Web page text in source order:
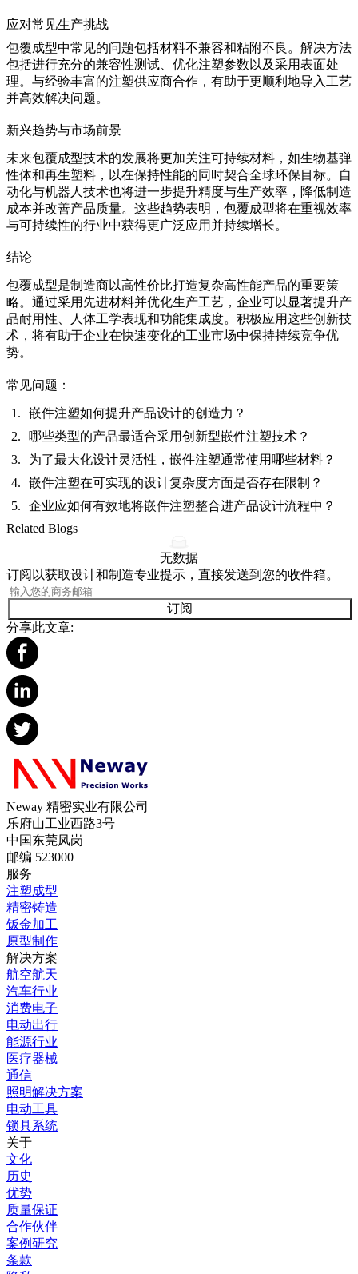
应对常见生产挑战
包覆成型中常见的问题包括材料不兼容和粘附不良。解决方法
包括进行充分的兼容性测试、优化注塑参数以及采用表面处
理。与经验丰富的注塑供应商合作，有助于更顺利地导入工艺
并高效解决问题。
新兴趋势与市场前景
未来包覆成型技术的发展将更加关注可持续材料，如生物基弹
性体和再生塑料，以在保持性能的同时契合全球环保目标。自
动化与机器人技术也将进一步提升精度与生产效率，降低制造
成本并改善产品质量。这些趋势表明，包覆成型将在重视效率
与可持续性的行业中获得更广泛应用并持续增长。
结论
包覆成型是制造商以高性价比打造复杂高性能产品的重要策
略。通过采用先进材料并优化生产工艺，企业可以显著提升产
品耐用性、人体工学表现和功能集成度。积极应用这些创新技
术，将有助于企业在快速变化的工业市场中保持持续竞争优
势。
常见问题：
嵌件注塑如何提升产品设计的创造力？
哪些类型的产品最适合采用创新型嵌件注塑技术？
为了最大化设计灵活性，嵌件注塑通常使用哪些材料？
嵌件注塑在可实现的设计复杂度方面是否存在限制？
企业应如何有效地将嵌件注塑整合进产品设计流程中？
Related Blogs
无数据
订阅以获取设计和制造专业提示，直接发送到您的收件箱。
订阅
分享此文章:
Neway 精密实业有限公司
乐府山工业西路3号
中国东莞凤岗
邮编 523000
服务
注塑成型
精密铸造
钣金加工
原型制作
解决方案
航空航天
汽车行业
消费电子
电动出行
能源行业
医疗器械
通信
照明解决方案
电动工具
锁具系统
关于
文化
历史
优势
质量保证
合作伙伴
案例研究
条款